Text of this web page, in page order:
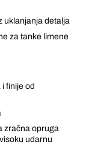
uklanjanja detalja
za tanke limene
finije od
zračna opruga
udarnu